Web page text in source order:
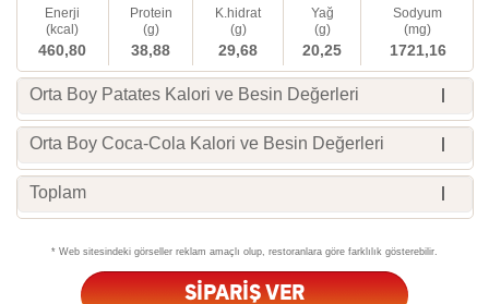
Enerji
(kcal)
460,80
Protein
(g)
38,88
K.hidrat
(g)
29,68
Yağ
(g)
20,25
Sodyum
(mg)
1721,16
Orta Boy Patates Kalori ve Besin Değerleri
Orta Boy Coca-Cola Kalori ve Besin Değerleri
Toplam
* Web sitesindeki görseller reklam amaçlı olup, restoranlara göre farklılık gösterebilir.
SİPARİŞ VER